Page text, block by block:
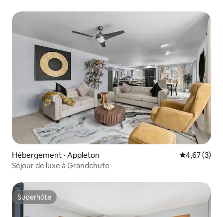
Hébergement ⋅ Appleton Évaluation
4,67 (3)
Séjour de luxe à Grandchute
Superhôte
Superhôte